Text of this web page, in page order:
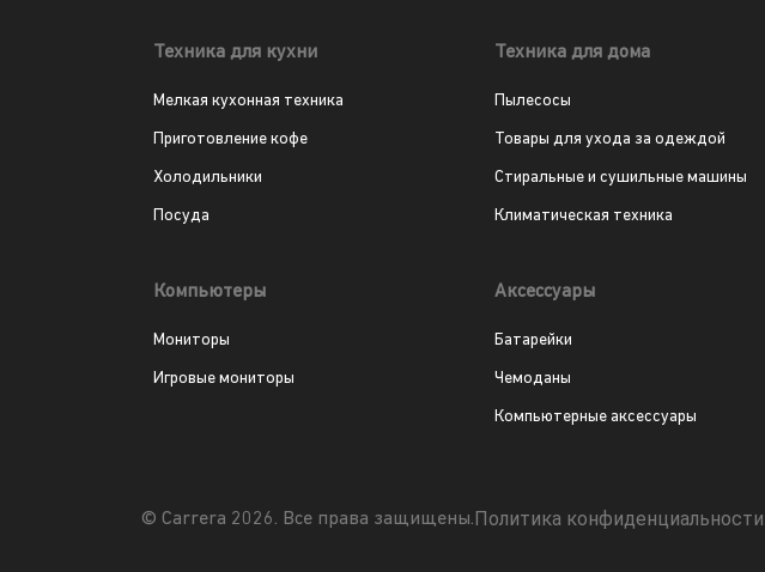
Техника для кухни
Мелкая кухонная техника
Приготовление кофе
Холодильники
Посуда
Техника для дома
Пылесосы
Товары для ухода за одеждой
Стиральные и сушильные машины
Климатическая техника
Компьютеры
Мониторы
Игровые мониторы
Аксессуары
Батарейки
Чемоданы
Компьютерные аксессуары
© Carrera 2026. Все права защищены.Политика конфиденциальности